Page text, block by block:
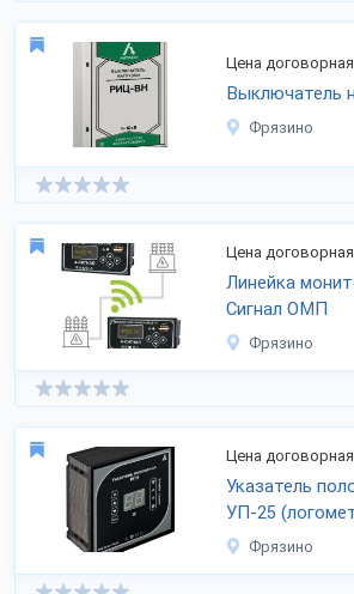
Цена договорная
Выключатель
Фрязино
Цена договорная
Линейка
Сигнал ОМП
Фрязино
Цена договорная
Указатель
УП-25
Фрязино